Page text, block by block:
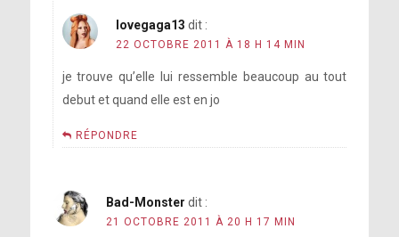
lovegaga13 dit :
22 OCTOBRE 2011 À 18 H 14 MIN
je trouve qu’elle lui ressemble beaucoup au tout
debut et quand elle est en jo
RÉPONDRE
Bad-Monster dit :
21 OCTOBRE 2011 À 20 H 17 MIN